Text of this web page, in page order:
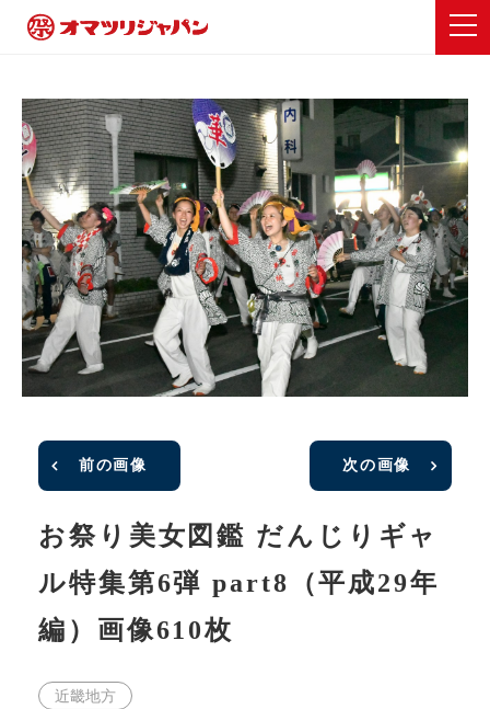
前の画像 次の画像
お祭り美女図鑑 だんじりギャ
ル特集第6弾 part8（平成29年
編）画像610枚
近畿地方